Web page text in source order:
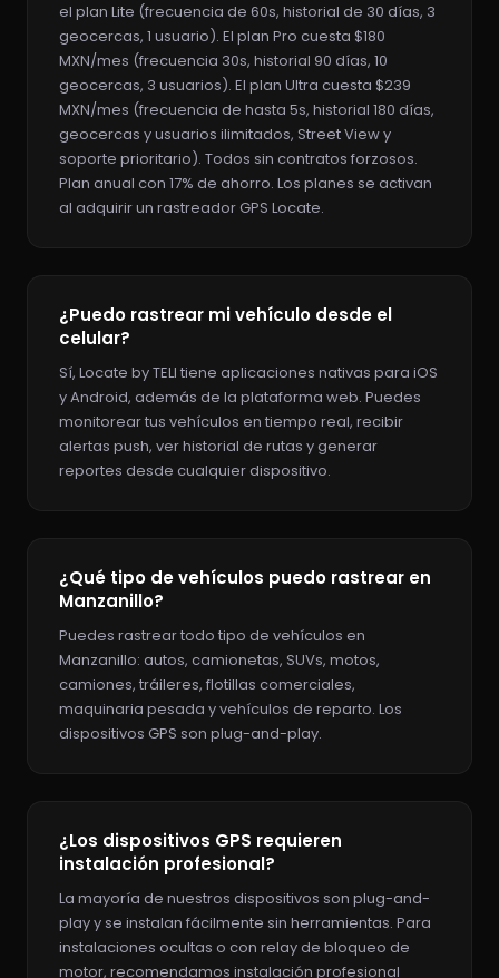
el plan Lite (frecuencia de 60s, historial de 30 días, 3
geocercas, 1 usuario). El plan Pro cuesta $180
MXN/mes (frecuencia 30s, historial 90 días, 10
geocercas, 3 usuarios). El plan Ultra cuesta $239
MXN/mes (frecuencia de hasta 5s, historial 180 días,
geocercas y usuarios ilimitados, Street View y
soporte prioritario). Todos sin contratos forzosos.
Plan anual con 17% de ahorro. Los planes se activan
al adquirir un rastreador GPS Locate.
¿Puedo rastrear mi vehículo desde el
celular?
Sí, Locate by TELI tiene aplicaciones nativas para iOS
y Android, además de la plataforma web. Puedes
monitorear tus vehículos en tiempo real, recibir
alertas push, ver historial de rutas y generar
reportes desde cualquier dispositivo.
¿Qué tipo de vehículos puedo rastrear en
Manzanillo?
Puedes rastrear todo tipo de vehículos en
Manzanillo: autos, camionetas, SUVs, motos,
camiones, tráileres, flotillas comerciales,
maquinaria pesada y vehículos de reparto. Los
dispositivos GPS son plug-and-play.
¿Los dispositivos GPS requieren
instalación profesional?
La mayoría de nuestros dispositivos son plug-and-
play y se instalan fácilmente sin herramientas. Para
instalaciones ocultas o con relay de bloqueo de
motor, recomendamos instalación profesional